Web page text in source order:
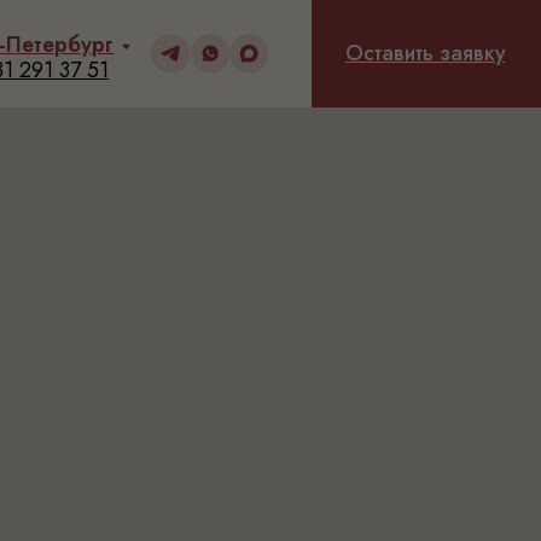
Оставить заявку
Оставить заявку